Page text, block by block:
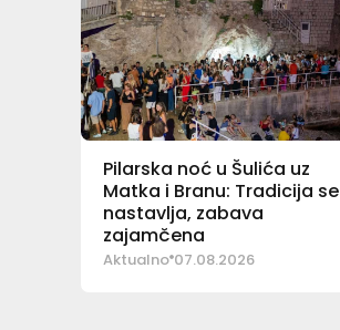
Pilarska noć u Šulića uz
Matka i Branu: Tradicija se
nastavlja, zabava
zajamčena
Aktualno 07.08.2026